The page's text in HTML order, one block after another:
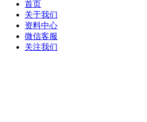
首页
关于我们
资料中心
微信客服
关注我们